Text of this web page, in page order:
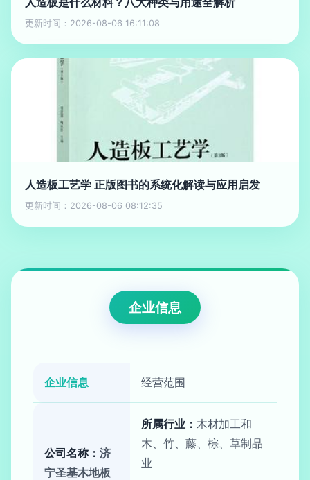
更新时间：2026-08-06 16:11:08
人造板工艺学 正版图书的系统化解读与应用启发
更新时间：2026-08-06 08:12:35
企业信息
企业信息 经营范围
公司名称： 济
宁圣基木地板
所属行业： 木材加工和
木、竹、藤、棕、草制品
业